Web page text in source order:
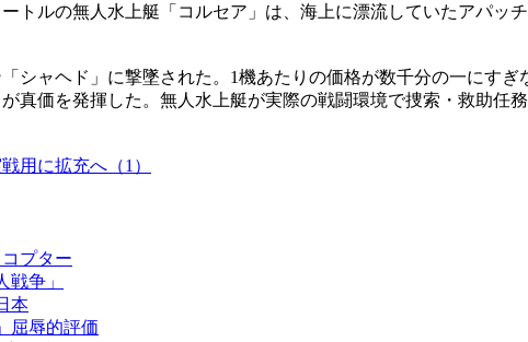
トルの無人水上艇「コルセア」は、海上に漂流していたアパッ
シャヘド」に撃墜された。1機あたりの価格が数千分の一にす
真価を発揮した。無人水上艇が実際の戦闘環境で捜索・救助任
用に拡充へ（1）
プター
争」
本
屈辱的評価